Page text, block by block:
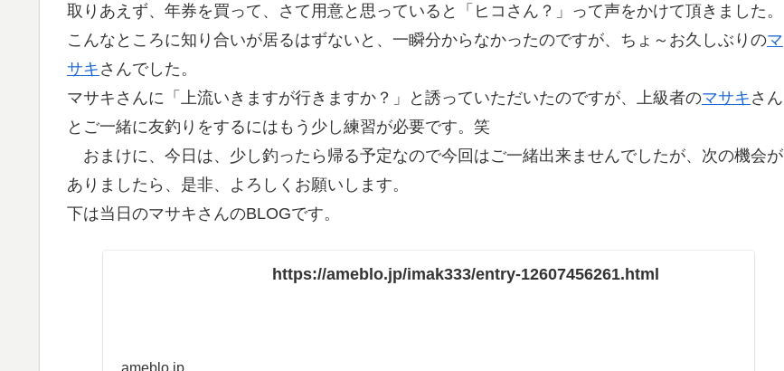
取りあえず、年券を買って、さて用意と思っていると「ヒコさん？」って声をかけて頂きました。
こんなところに知り合いが居るはずないと、一瞬分からなかったのですが、ちょ～お久しぶりのマ
サキ さんでした。
マサキさんに「上流いきますが行きますか？」と誘っていただいたのですが、上級者のマサキ さん
とご一緒に友釣りをするにはもう少し練習が必要です。笑
おまけに、今日は、少し釣ったら帰る予定なので今回はご一緒出来ませんでしたが、次の機会が
ありましたら、是非、よろしくお願いします。
下は当日のマサキさんのBLOGです。
https://ameblo.jp/imak333/entry-12607456261.html
ameblo.jp